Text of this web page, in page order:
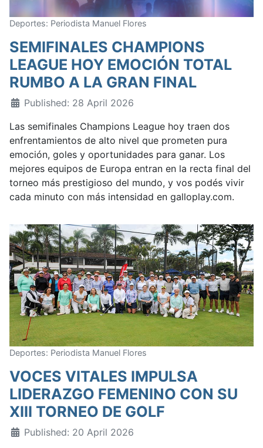
Deportes: Periodista Manuel Flores
SEMIFINALES CHAMPIONS
LEAGUE HOY EMOCIÓN TOTAL
RUMBO A LA GRAN FINAL
Published: 28 April 2026
Las semifinales Champions League hoy traen dos
enfrentamientos de alto nivel que prometen pura
emoción, goles y oportunidades para ganar. Los
mejores equipos de Europa entran en la recta final del
torneo más prestigioso del mundo, y vos podés vivir
cada minuto con más intensidad en galloplay.com.
Deportes: Periodista Manuel Flores
VOCES VITALES IMPULSA
LIDERAZGO FEMENINO CON SU
XIII TORNEO DE GOLF
Published: 20 April 2026